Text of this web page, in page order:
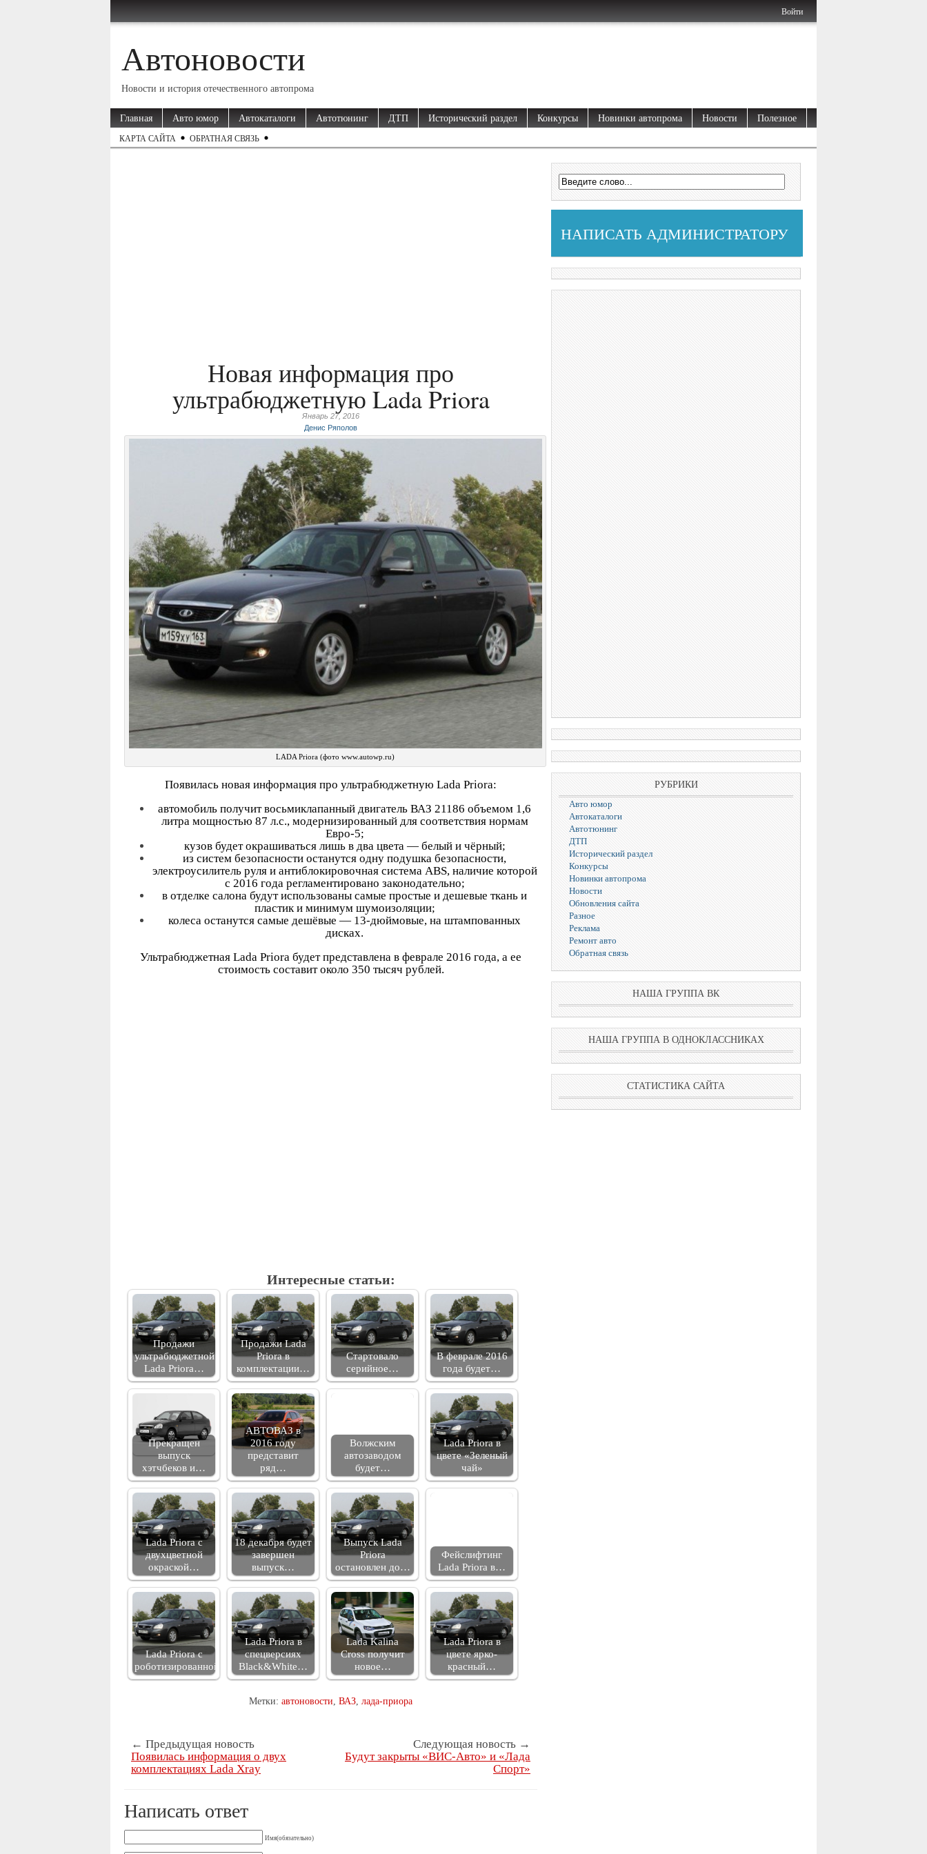
Войти
Автоновости
Новости и история отечественного автопрома
Главная Авто юмор Автокаталоги Автотюнинг ДТП Исторический раздел Конкурсы Новинки автопрома Новости Полезное
КАРТА САЙТА ОБРАТНАЯ СВЯЗЬ
Новая информация про
ультрабюджетную Lada Priora
Январь 27, 2016
Денис Ряполов
LADA Priora (фото www.autowp.ru)
Появилась новая информация про ультрабюджетную Lada Priora:
автомобиль получит восьмиклапанный двигатель ВАЗ 21186 объемом 1,6
литра мощностью 87 л.с., модернизированный для соответствия нормам
Евро-5;
кузов будет окрашиваться лишь в два цвета — белый и чёрный;
из систем безопасности останутся одну подушка безопасности,
электроусилитель руля и антиблокировочная система ABS, наличие которой
с 2016 года регламентировано законодательно;
в отделке салона будут использованы самые простые и дешевые ткань и
пластик и минимум шумоизоляции;
колеса останутся самые дешёвые — 13-дюймовые, на штампованных
дисках.
Ультрабюджетная Lada Priora будет представлена в феврале 2016 года, а ее
стоимость составит около 350 тысяч рублей.
Интересные статьи:
Продажи
ультрабюджетной
Lada Priora…
Продажи Lada
Priora в
комплектации…
Стартовало
серийное…
В феврале 2016
года будет…
Прекращен
выпуск
хэтчбеков и…
АВТОВАЗ в
2016 году
представит
ряд…
Волжским
автозаводом
будет…
Lada Priora в
цвете «Зеленый
чай»
Lada Priora с
двухцветной
окраской…
18 декабря будет
завершен
выпуск…
Выпуск Lada
Priora
остановлен до…
Фейслифтинг
Lada Priora в…
Lada Priora с
роботизированной…
Lada Priora в
спецверсиях
Black&White…
Lada Kalina
Cross получит
новое…
Lada Priora в
цвете ярко-
красный…
Метки: автоновости, ВАЗ, лада-приора
← Предыдущая новость
Появилась информация о двух
комплектациях Lada Xray
Следующая новость →
Будут закрыты «ВИС-Авто» и «Лада
Спорт»
Написать ответ
Имя(обязательно)
НАПИСАТЬ АДМИНИСТРАТОРУ
РУБРИКИ
Авто юмор
Автокаталоги
Автотюнинг
ДТП
Исторический раздел
Конкурсы
Новинки автопрома
Новости
Обновления сайта
Разное
Реклама
Ремонт авто
Обратная связь
НАША ГРУППА ВК
НАША ГРУППА В ОДНОКЛАССНИКАХ
СТАТИСТИКА САЙТА